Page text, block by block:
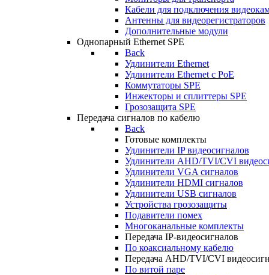
Кабели для подключения
Антенны для видеорегистраторов
Дополнительные модули
Однопарный Ethernet SPE
Back
Удлинители Ethernet
Удлинители Ethernet c PoE
Коммутаторы SPE
Инжекторы и сплиттеры SPE
Грозозащита SPE
Передача сигналов по кабелю
Back
Готовые комплекты
Удлинители IP видеосигналов
Удлинители AHD/TVI/CVI
Удлинители VGA сигналов
Удлинители HDMI сигналов
Удлинители USB сигналов
Устройства грозозащиты
Подавители помех
Многоканальные комплекты
Передача IP-видеосигналов
По коаксиальному кабелю
Передача AHD/TVI/CVI
По витой паре